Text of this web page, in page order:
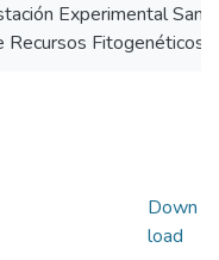
Experimental
Recursos Fitogenéticos.
Down
load